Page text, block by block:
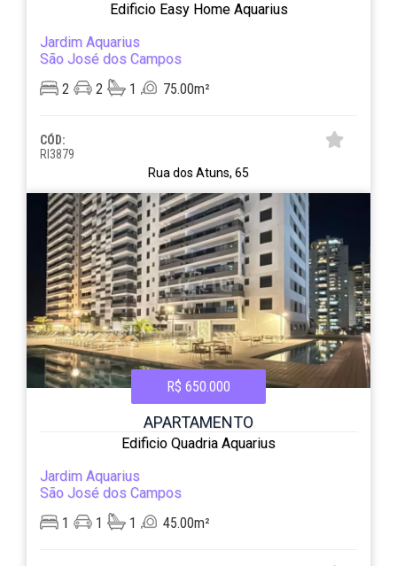
Edificio Easy Home Aquarius
Jardim Aquarius
São José dos Campos
2
2 1 75.00m²
CÓD:
RI3879
Rua dos Atuns, 65
R$ 650.000
APARTAMENTO
Edificio Quadria Aquarius
Jardim Aquarius
São José dos Campos
1
1 1 45.00m²